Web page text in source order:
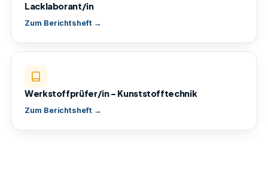
Lacklaborant/in
Zum Berichtsheft →
Werkstoffprüfer/in – Kunststofftechnik
Zum Berichtsheft →